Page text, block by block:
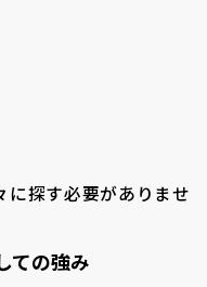
に探す必要がありませ
ての強み